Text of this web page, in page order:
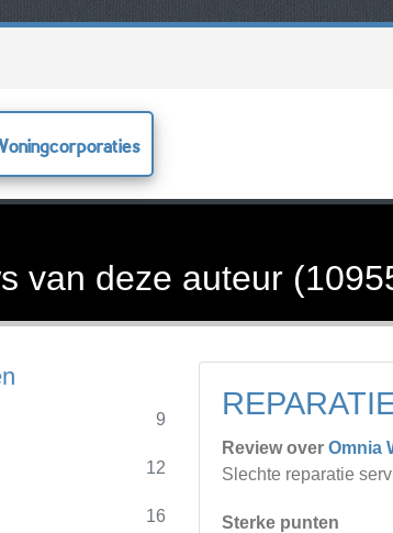
van deze auteur
9
12
16
Review over Omnia
Slechte reparatie
Sterke punten